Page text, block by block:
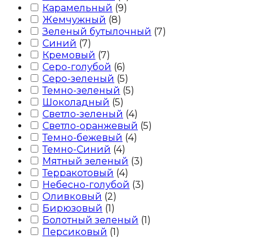
Карамельный (9)
Жемчужный (8)
Зеленый бутылочный (7)
Синий (7)
Кремовый (7)
Серо-голубой (6)
Серо-зеленый (5)
Темно-зеленый (5)
Шоколадный (5)
Светло-зеленый (4)
Светло-оранжевый (5)
Темно-бежевый (4)
Темно-Синий (4)
Мятный зеленый (3)
Терракотовый (4)
Небесно-голубой (3)
Оливковый (2)
Бирюзовый (1)
Болотный зеленый (1)
Персиковый (1)